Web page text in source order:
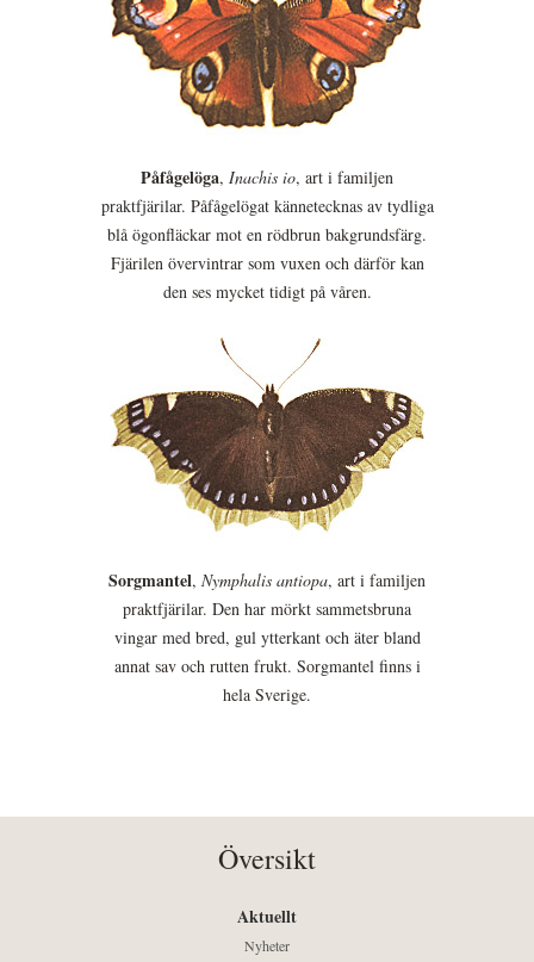
Påfågelöga, Inachis io, art i familjen
praktfjärilar. Påfågelögat kännetecknas av tydliga
blå ögonfläckar mot en rödbrun bakgrundsfärg.
Fjärilen övervintrar som vuxen och därför kan
den ses mycket tidigt på våren.
Sorgmantel, Nymphalis antiopa, art i familjen
praktfjärilar. Den har mörkt sammetsbruna
vingar med bred, gul ytterkant och äter bland
annat sav och rutten frukt. Sorgmantel finns i
hela Sverige.
Översikt
Aktuellt
Nyheter